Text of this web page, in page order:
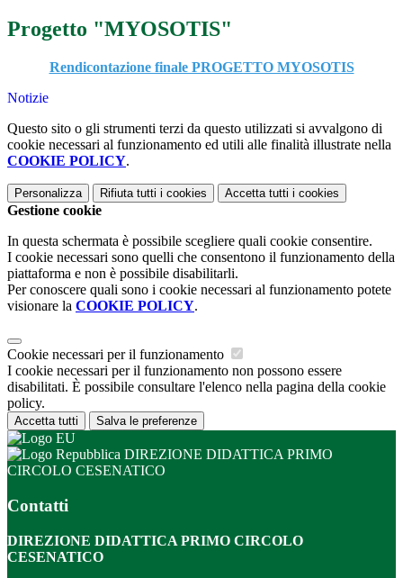
Progetto "MYOSOTIS"
Rendicontazione finale PROGETTO MYOSOTIS
Notizie
Questo sito o gli strumenti terzi da questo utilizzati si avvalgono di
cookie necessari al funzionamento ed utili alle finalità illustrate nella
COOKIE POLICY.
Personalizza Rifiuta tutti i cookies Accetta tutti i cookies
Gestione cookie
In questa schermata è possibile scegliere quali cookie consentire.
I cookie necessari sono quelli che consentono il funzionamento della
piattaforma e non è possibile disabilitarli.
Per conoscere quali sono i cookie necessari al funzionamento potete
visionare la COOKIE POLICY.
Cookie necessari per il funzionamento
I cookie necessari per il funzionamento non possono essere
disabilitati. È possibile consultare l'elenco nella pagina della cookie
policy.
Accetta tutti Salva le preferenze
DIREZIONE DIDATTICA PRIMO
CIRCOLO CESENATICO
Contatti
DIREZIONE DIDATTICA PRIMO CIRCOLO
CESENATICO